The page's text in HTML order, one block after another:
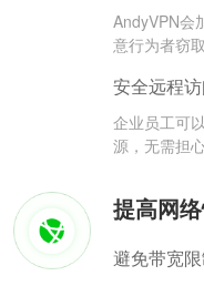
AndyVPN会
意行为者窃取
安全远程
企业员工可
源，无需担
提高网
避免带宽